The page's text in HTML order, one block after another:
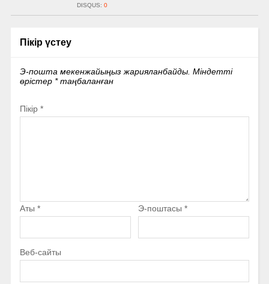
DISQUS: 0
Пікір үстеу
Э-пошта мекенжайыңыз жарияланбайды. Міндетті
өрістер *таңбаланған
Пікір *
Аты * Э-поштасы *
Веб-сайты